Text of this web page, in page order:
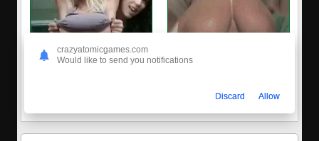
Я кончаю! С͟м͟о͟т͟р͟е͟т͟ь͟!➡️
crazyatomicgames.com
Would like to send you notifications
Discard Allow